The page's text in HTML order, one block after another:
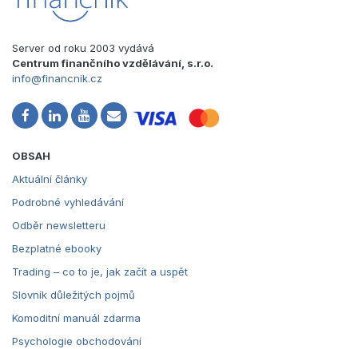
Server od roku 2003 vydává
Centrum finančního vzdělávání, s.r.o.
info@financnik.cz
OBSAH
Aktuální články
Podrobné vyhledávání
Odběr newsletteru
Bezplatné ebooky
Trading – co to je, jak začít a uspět
Slovník důležitých pojmů
Komoditní manuál zdarma
Psychologie obchodování